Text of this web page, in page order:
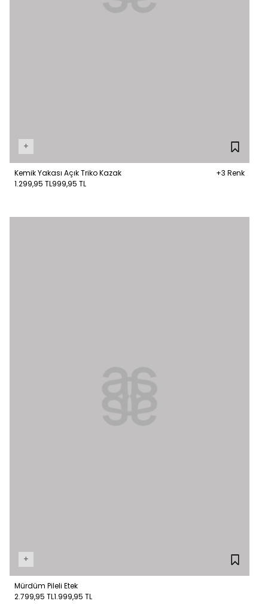
+
Kemik Yakası Açık Triko Kazak
+3 Renk
1.299,95 TL999,95 TL
+
Mürdüm Pileli Etek
2.799,95 TL1.999,95 TL